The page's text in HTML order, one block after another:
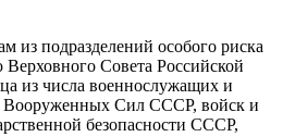
из подразделений особого риска
Верховного Совета Российской
из числа военнослужащих и
Вооруженных Сил СССР, войск и
безопасности СССР,